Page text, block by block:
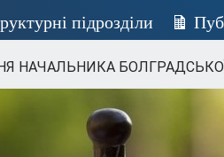
підрозділи
НАЧАЛЬНИКА